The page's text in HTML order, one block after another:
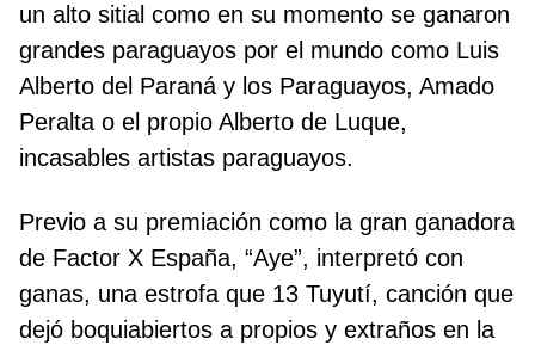
un alto sitial como en su momento se ganaron
grandes paraguayos por el mundo como Luis
Alberto del Paraná y los Paraguayos, Amado
Peralta o el propio Alberto de Luque,
incasables artistas paraguayos.
Previo a su premiación como la gran ganadora
de Factor X España, “Aye”, interpretó con
ganas, una estrofa que 13 Tuyutí, canción que
dejó boquiabiertos a propios y extraños en la